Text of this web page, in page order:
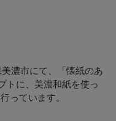
濃市にて、「懐紙のあ
トに、美濃和紙を使っ
っています。